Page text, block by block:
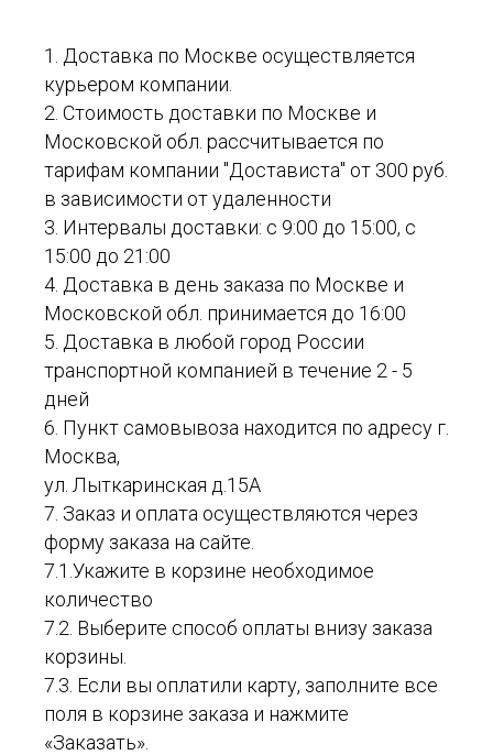
1. Доставка по Москве осуществляется
курьером компании.
2. Стоимость доставки по Москве и
Московской обл. рассчитывается по
тарифам компании "Достависта" от 300 руб.
в зависимости от удаленности
3. Интервалы доставки: с 9:00 до 15:00, с
15:00 до 21:00
4. Доставка в день заказа по Москве и
Московской обл. принимается до 16:00
5. Доставка в любой город России
транспортной компанией в течение 2 - 5
дней
6. Пункт самовывоза находится по адресу г.
Москва,
ул. Лыткаринская д.15А
7. Заказ и оплата осуществляются через
форму заказа на сайте.
7.1.Укажите в корзине необходимое
количество
7.2. Выберите способ оплаты внизу заказа
корзины.
7.3. Если вы оплатили карту, заполните все
поля в корзине заказа и нажмите
«Заказать».